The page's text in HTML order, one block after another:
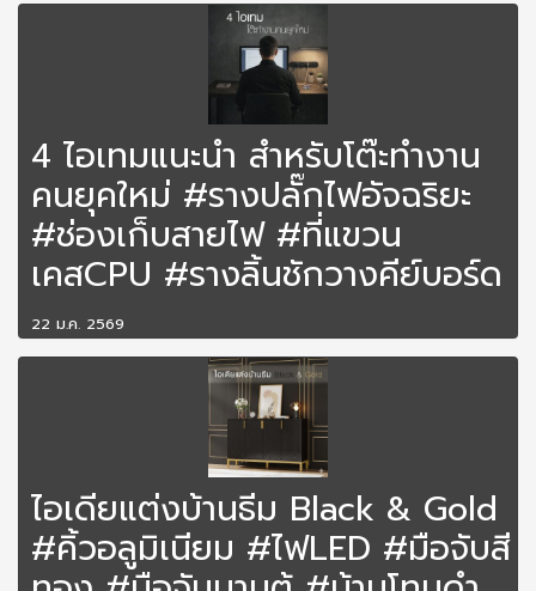
4 ไอเทมแนะนำ สำหรับโต๊ะทำงาน
คนยุคใหม่ #รางปลั๊กไฟอัจฉริยะ
#ช่องเก็บสายไฟ #ที่แขวน
เคสCPU #รางลิ้นชักวางคีย์บอร์ด
22 ม.ค. 2569
ไอเดียแต่งบ้านธีม Black & Gold
#คิ้วอลูมิเนียม #ไฟLED #มือจับสี